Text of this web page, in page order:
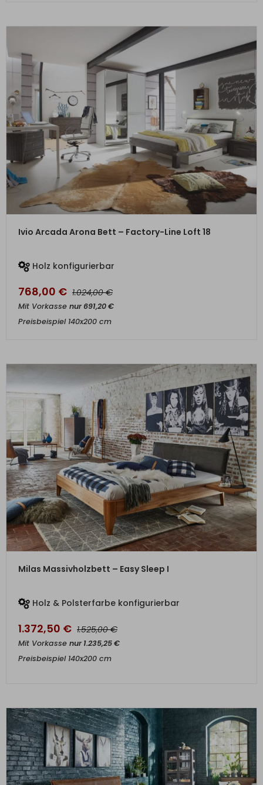
Ivio Arcada Arona Bett – Factory-Line Loft 18
Holz konfigurierbar
768,00 € 1.024,00€
Mit Vorkasse nur691,20€
Preisbeispiel 140x200 cm
Milas Massivholzbett – Easy Sleep I
Holz & Polsterfarbe konfigurierbar
1.372,50 € 1.525,00€
Mit Vorkasse nur1.235,25€
Preisbeispiel 140x200 cm